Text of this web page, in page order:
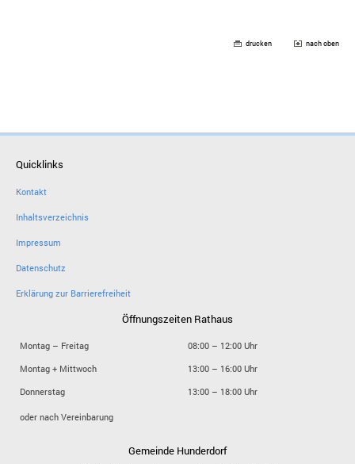
drucken nach oben
Quicklinks
Kontakt
Inhaltsverzeichnis
Impressum
Datenschutz
Erklärung zur Barrierefreiheit
Öffnungszeiten Rathaus
Montag – Freitag
08:00 – 12:00 Uhr
Montag + Mittwoch
13:00 – 16:00 Uhr
Donnerstag
13:00 – 18:00 Uhr
oder nach Vereinbarung
Gemeinde Hunderdorf